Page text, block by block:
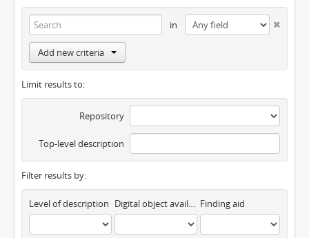
in
Add new criteria
Limit results to:
Repository
Top-level description
Filter results by:
Level of description Digital object available Finding aid